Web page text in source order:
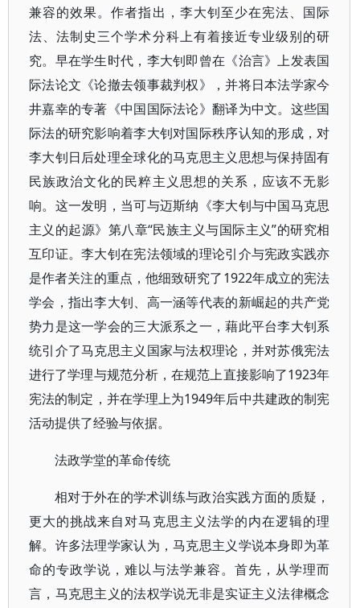
兼容的效果。作者指出，李大钊至少在宪法、国际
法、法制史三个学术分科上有着接近专业级别的研
究。早在学生时代，李大钊即曾在《治言》上发表国
际法论文《论撤去领事裁判权》，并将日本法学家今
井嘉幸的专著《中国国际法论》翻译为中文。这些国
际法的研究影响着李大钊对国际秩序认知的形成，对
李大钊日后处理全球化的马克思主义思想与保持固有
民族政治文化的民粹主义思想的关系，应该不无影
响。这一发明，当可与迈斯纳《李大钊与中国马克思
主义的起源》第八章“民族主义与国际主义”的研究相
互印证。李大钊在宪法领域的理论引介与宪政实践亦
是作者关注的重点，他细致研究了1922年成立的宪法
学会，指出李大钊、高一涵等代表的新崛起的共产党
势力是这一学会的三大派系之一，藉此平台李大钊系
统引介了马克思主义国家与法权理论，并对苏俄宪法
进行了学理与规范分析，在规范上直接影响了1923年
宪法的制定，并在学理上为1949年后中共建政的制宪
活动提供了经验与依据。
法政学堂的革命传统
相对于外在的学术训练与政治实践方面的质疑，
更大的挑战来自对马克思主义法学的内在逻辑的理
解。许多法理学家认为，马克思主义学说本身即为革
命的专政学说，难以与法学兼容。首先，从学理而
言，马克思主义的法权学说无非是实证主义法律概念